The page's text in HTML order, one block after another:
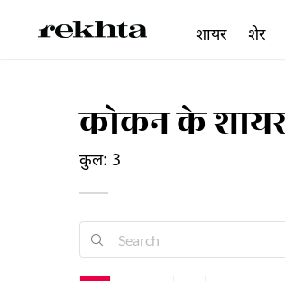
कोकन के
कुल: 3
शायर शेर